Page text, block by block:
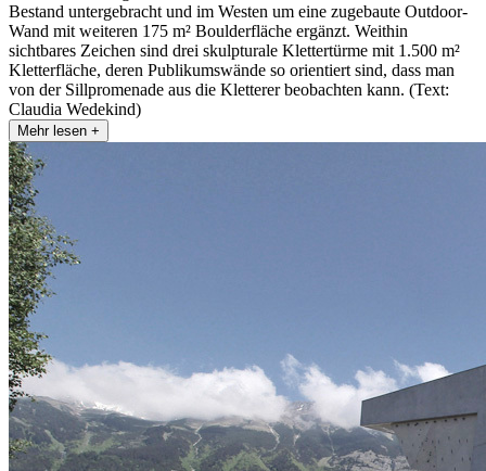
Bestand untergebracht und im Westen um eine zugebaute Outdoor-
Wand mit weiteren 175 m² Boulderfläche ergänzt. Weithin
sichtbares Zeichen sind drei skulpturale Klettertürme mit 1.500 m²
Kletterfläche, deren Publikumswände so orientiert sind, dass man
von der Sillpromenade aus die Kletterer beobachten kann. (Text:
Claudia Wedekind)
Mehr lesen +